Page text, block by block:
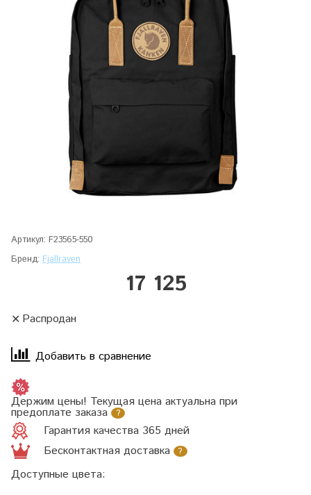
Артикул: F23565-550
Бренд: Fjallraven
17 125
Распродан
Добавить в сравнение
Держим цены! Текущая цена актуальна при
предоплате заказа ?
Гарантия качества 365 дней
Бесконтактная доставка
?
Доступные цвета: